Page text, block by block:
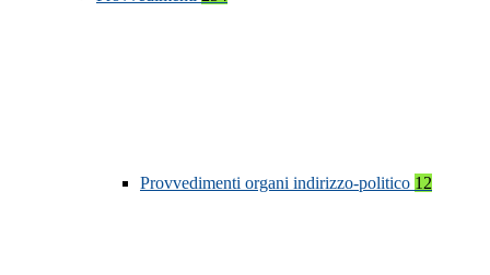
Provvedimenti organi indirizzo-politico 12